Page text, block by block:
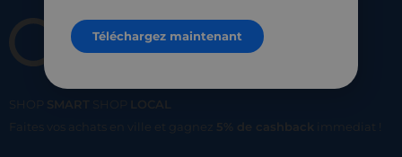
SHOP SMART SHOP
LOCAL
Faites vos achats en ville et gagnez 5% de cashback immediat !
Téléchargez maintenant